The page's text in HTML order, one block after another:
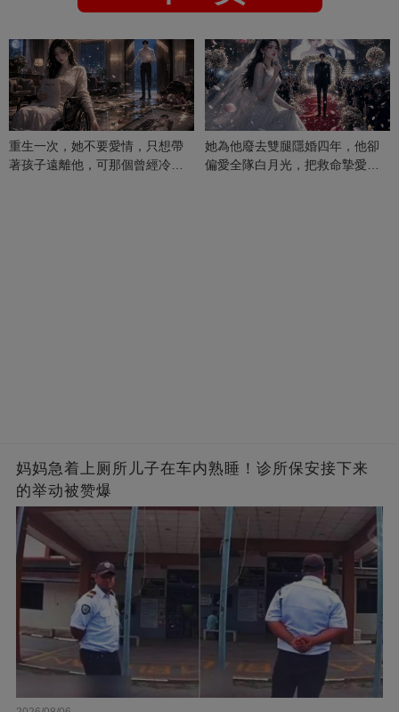
重生一次，她不要愛情，只想帶
著孩子遠離他，可那個曾經冷漠
她為他廢去雙腿隱婚四年，他卻
偏愛全隊白月光，把救命摯愛當
妈妈急着上厕所儿子在车内熟睡！诊所保安接下来
的举动被赞爆